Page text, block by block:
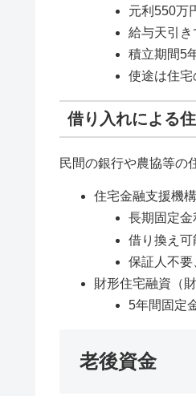
元利550万
給与天引き
積立期間5
使途は住
借り入れによる
民間の銀行や農協等の
住宅金融支援機
長期固定金
借り換え可
保証人不
財形住宅融資（
5年間固定
老後資金